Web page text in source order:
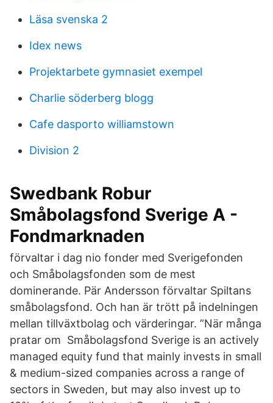
Läsa svenska 2
Idex news
Projektarbete gymnasiet exempel
Charlie söderberg blogg
Cafe dasporto williamstown
Division 2
Swedbank Robur
Småbolagsfond Sverige A -
Fondmarknaden
förvaltar i dag nio fonder med Sverigefonden
och Småbolagsfonden som de mest
dominerande. Pär Andersson förvaltar Spiltans
småbolagsfond. Och han är trött på indelningen
mellan tillväxtbolag och värderingar. ”När många
pratar om Småbolagsfond Sverige is an actively
managed equity fund that mainly invests in small
& medium-sized companies across a range of
sectors in Sweden, but may also invest up to